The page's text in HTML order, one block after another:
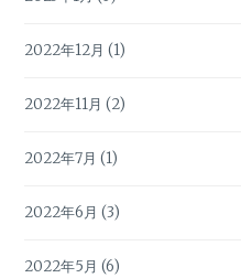
2022年12月 (1)
2022年11月 (2)
2022年7月 (1)
2022年6月 (3)
2022年5月 (6)